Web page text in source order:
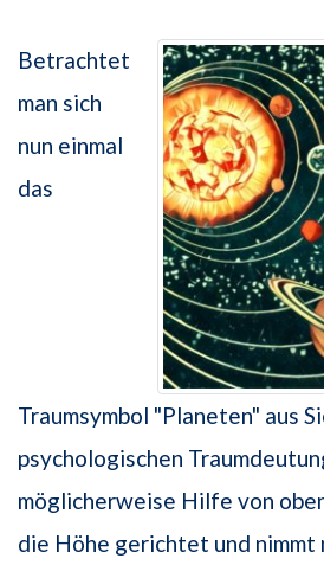
Betrachtet
man sich
nun einmal
das
Traumsymbol "Planeten" aus
psychologischen
möglicherweise Hilfe von
die Höhe gerichtet und nimmt